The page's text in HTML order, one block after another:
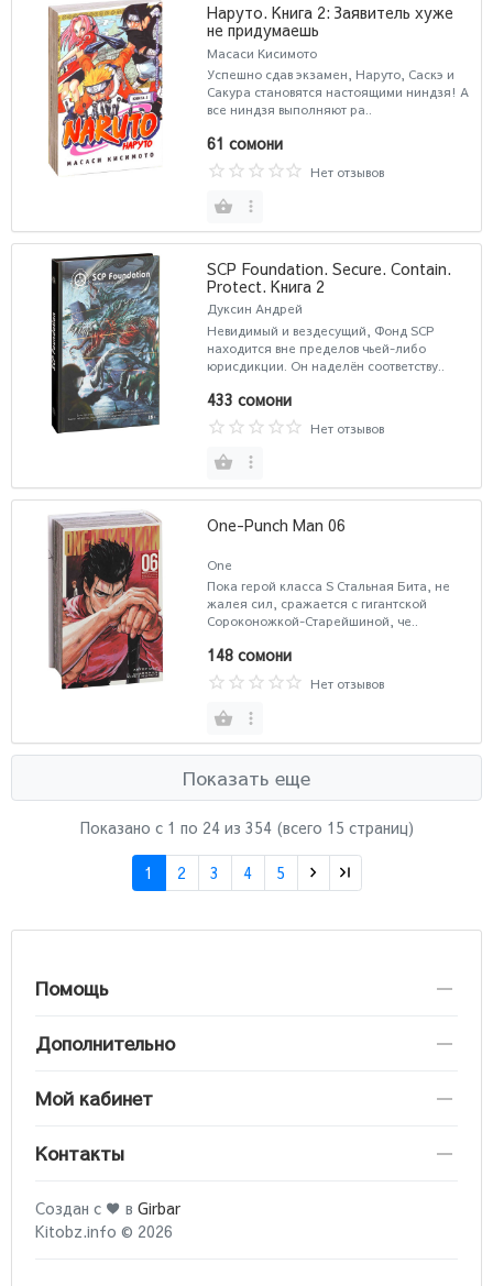
Наруто. Книга 2: Заявитель хуже
не придумаешь
Масаси Кисимото
Успешно сдав экзамен, Наруто, Саскэ и
Сакура становятся настоящими ниндзя! А
все ниндзя выполняют ра..
61 сомони
Нет отзывов
SCP Foundation. Secure. Contain.
Protect. Книга 2
Дуксин Андрей
Невидимый и вездесущий, Фонд SCP
находится вне пределов чьей-либо
юрисдикции. Он наделён соответству..
433 сомони
Нет отзывов
One-Punch Man 06
One
Пока герой класса S Стальная Бита, не
жалея сил, сражается с гигантской
Сороконожкой-Старейшиной, че..
148 сомони
Нет отзывов
Показать еще
Показано с 1 по 24из 354 (всего 15 страниц)
1 2 3 4 5
Помощь
Дополнительно
Мой кабинет
Контакты
Создан с ♥ в Girbar
Kitobz.info © 2026